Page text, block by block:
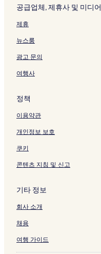
여
링
지
여
링
페
지
여
링
크
페
지
여
링
크
크
공급업체, 제휴사 및 미디어
제휴
뉴스룸
광고 문의
여행사
정책
이용약관
개인정보 보호
쿠키
콘텐츠 지침 및 신고
기타 정보
회사 소개
채용
여행 가이드